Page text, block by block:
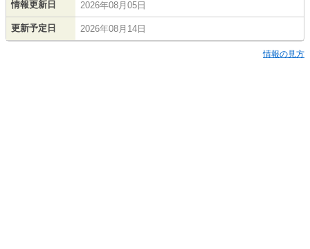
情報更新日 2026年08月05日
更新予定日 2026年08月14日
情報の見方